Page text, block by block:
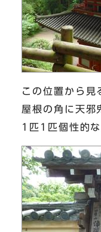
この位置から見
屋根の角に天邪
1匹1匹個性的